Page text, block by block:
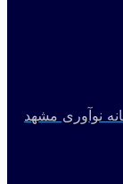
نوآوری مشهد